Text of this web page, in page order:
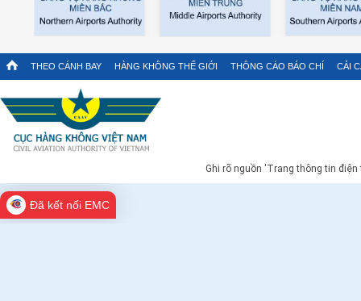
THEO CÁNH BAY HÀNG KHÔNG THẾ GIỚI THÔNG CÁO BÁO CHÍ CẢI
Ghi rõ nguồn 'Trang thông tin
Đã kết nối EMC